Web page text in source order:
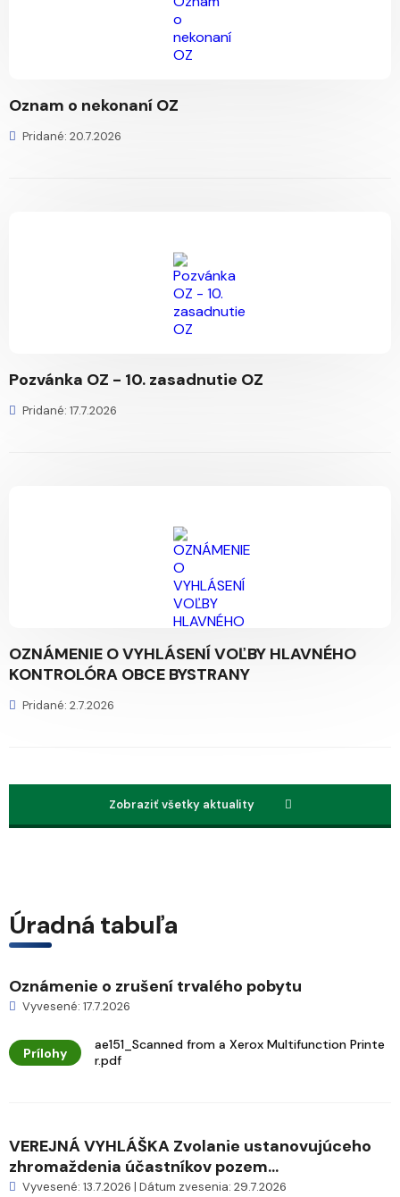
Oznam o nekonaní OZ
Pridané: 20.7.2026
Pozvánka OZ - 10. zasadnutie OZ
Pridané: 17.7.2026
OZNÁMENIE O VYHLÁSENÍ VOĽBY HLAVNÉHO
KONTROLÓRA OBCE BYSTRANY
Pridané: 2.7.2026
Zobraziť všetky aktuality
Úradná tabuľa
Oznámenie o zrušení trvalého pobytu
Vyvesené: 17.7.2026
Prílohy
ae151_Scanned from a Xerox Multifunction Printe
r.pdf
VEREJNÁ VYHLÁŠKA Zvolanie ustanovujúceho
zhromaždenia účastníkov pozem...
Vyvesené: 13.7.2026 | Dátum zvesenia: 29.7.2026